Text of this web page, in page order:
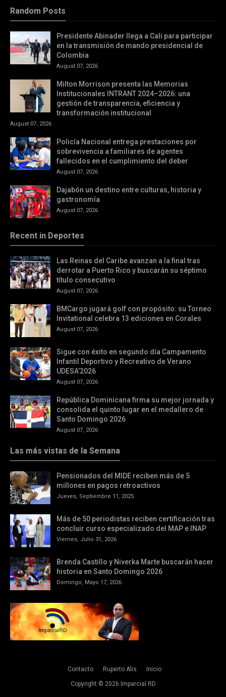
Random Posts
Presidente Abinader llega a Cali para participar
en la transmisión de mando presidencial de
Colombia
August 07, 2026
Milton Morrison presenta las Memorias
Institucionales INTRANT 2024–2026: una
gestión de transparencia, eficiencia y
transformación institucional
August 07, 2026
Policía Nacional entrega prestaciones por
sobrevivencia a familiares de agentes
fallecidos en el cumplimiento del deber
August 07, 2026
Dajabón un destino entre culturas, historia y
gastronomía
August 07, 2026
Recent in Deportes
Las Reinas del Caribe avanzan a la final tras
derrotar a Puerto Rico y buscarán su séptimo
título consecutivo
August 07, 2026
BMCargo jugará golf con propósito: su Torneo
Invitational celebra 13 ediciones en Corales
August 07, 2026
Sigue con éxito en segundo día Campamento
Infantil Deportivo y Recreativo de Verano
UDESA’2026
August 07, 2026
República Dominicana firma su mejor jornada y
consolida el quinto lugar en el medallero de
Santo Domingo 2026
August 07, 2026
Las más vistas de la Semana
Pensionados del MIDE reciben más de 5
millones en pagos retroactivos
Jueves, Septiembre 11, 2025
Más de 50 periodistas reciben certificación tras
concluir curso especializado del MAP e INAP
Viernes, Julio 31, 2026
Brenda Castillo y Niverka Marte buscarán hacer
historia en Santo Domingo 2026
Domingo, Mayo 17, 2026
Contacto Ruperto Alis Inicio
Copyright © 2026 Imparcial RD